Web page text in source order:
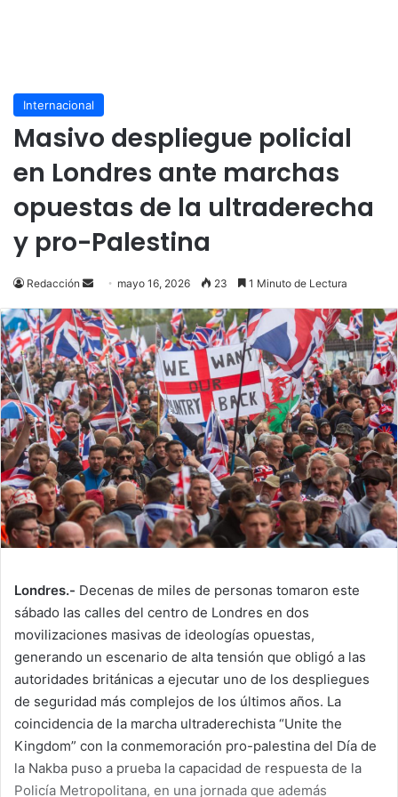
Internacional
Masivo despliegue policial
en Londres ante marchas
opuestas de la ultraderecha
y pro-Palestina
Redacción
Send
email
mayo 16, 2026 23 1 Minuto de Lectura
Londres.- Decenas de miles de personas tomaron este
sábado las calles del centro de Londres en dos
movilizaciones masivas de ideologías opuestas,
generando un escenario de alta tensión que obligó a las
autoridades británicas a ejecutar uno de los despliegues
de seguridad más complejos de los últimos años. La
coincidencia de la marcha ultraderechista “Unite the
Kingdom” con la conmemoración pro-palestina del Día de
la Nakba puso a prueba la capacidad de respuesta de la
Policía Metropolitana, en una jornada que además